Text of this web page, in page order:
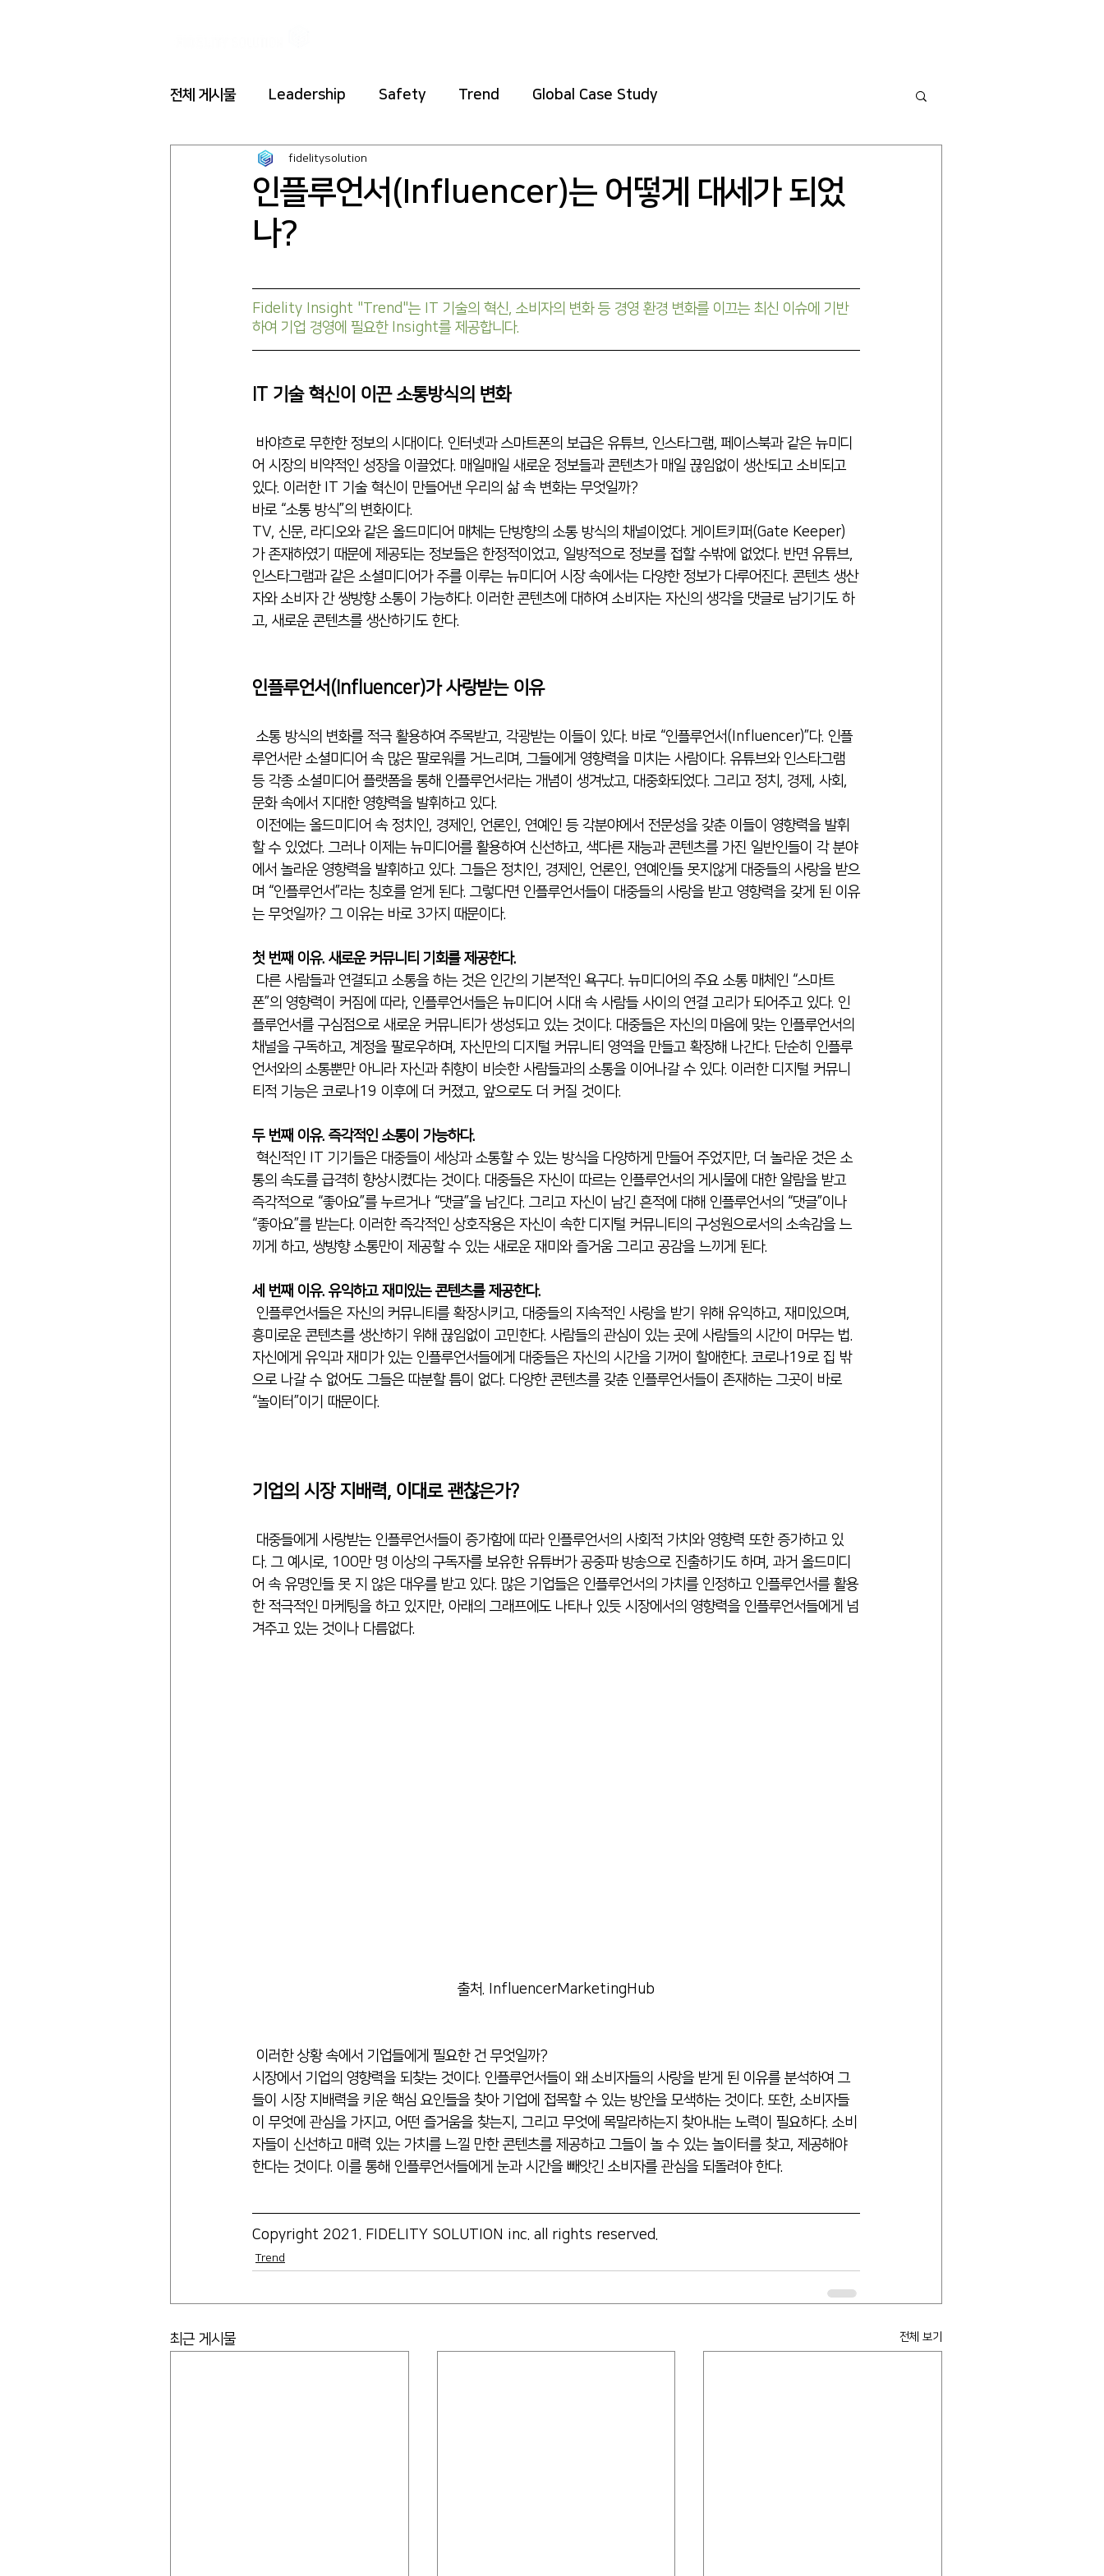
전체 게시물 Leadership Safety Trend Global Case Study
인플루언서(Influencer)는 어떻게 대세가 되었
나?
fidelitysolution
Fidelity Insight "Trend"는 IT 기술의 혁신, 소비자의 변화 등 경영 환경 변화를 이끄는 최신 이슈에 기반
하여 기업 경영에 필요한 Insight를 제공합니다.
IT 기술 혁신이 이끈 소통방식의 변화
어 시장의 비약적인 성장을 이끌었다. 매일매일 새로운 정보들과 콘텐츠가 매일 끊임없이 생산되고 소비되고
있다. 이러한 IT 기술 혁신이 만들어낸 우리의 삶 속 변화는 무엇일까?
바로 “소통 방식”의 변화이다.
TV, 신문, 라디오와 같은 올드미디어 매체는 단방향의 소통 방식의 채널이었다. 게이트키퍼(Gate Keeper)
가 존재하였기 때문에 제공되는 정보들은 한정적이었고, 일방적으로 정보를 접할 수밖에 없었다. 반면 유튜브,
인스타그램과 같은 소셜미디어가 주를 이루는 뉴미디어 시장 속에서는 다양한 정보가 다루어진다. 콘텐츠 생산
자와 소비자 간 쌍방향 소통이 가능하다. 이러한 콘텐츠에 대하여 소비자는 자신의 생각을 댓글로 남기기도 하
고, 새로운 콘텐츠를 생산하기도 한다.
인플루언서(Influencer)가 사랑받는 이유
루언서란 소셜미디어 속 많은 팔로워를 거느리며, 그들에게 영향력을 미치는 사람이다. 유튜브와 인스타그램
등 각종 소셜미디어 플랫폼을 통해 인플루언서라는 개념이 생겨났고, 대중화되었다. 그리고 정치, 경제, 사회,
문화 속에서 지대한 영향력을 발휘하고 있다.
할 수 있었다. 그러나 이제는 뉴미디어를 활용하여 신선하고, 색다른 재능과 콘텐츠를 가진 일반인들이 각 분야
에서 놀라운 영향력을 발휘하고 있다. 그들은 정치인, 경제인, 언론인, 연예인들 못지않게 대중들의 사랑을 받으
며 “인플루언서”라는 칭호를 얻게 된다. 그렇다면 인플루언서들이 대중들의 사랑을 받고 영향력을 갖게 된 이유
는 무엇일까? 그 이유는 바로 3가지 때문이다.
첫 번째 이유. 새로운 커뮤니티 기회를 제공한다.
폰”의 영향력이 커짐에 따라, 인플루언서들은 뉴미디어 시대 속 사람들 사이의 연결 고리가 되어주고 있다. 인
플루언서를 구심점으로 새로운 커뮤니티가 생성되고 있는 것이다. 대중들은 자신의 마음에 맞는 인플루언서의
채널을 구독하고, 계정을 팔로우하며, 자신만의 디지털 커뮤니티 영역을 만들고 확장해 나간다. 단순히 인플루
언서와의 소통뿐만 아니라 자신과 취향이 비슷한 사람들과의 소통을 이어나갈 수 있다. 이러한 디지털 커뮤니
티적 기능은 코로나19 이후에 더 커졌고, 앞으로도 더 커질 것이다.
두 번째 이유. 즉각적인 소통이 가능하다.
통의 속도를 급격히 향상시켰다는 것이다. 대중들은 자신이 따르는 인플루언서의 게시물에 대한 알람을 받고
즉각적으로 “좋아요”를 누르거나 “댓글”을 남긴다. 그리고 자신이 남긴 흔적에 대해 인플루언서의 “댓글”이나
“좋아요”를 받는다. 이러한 즉각적인 상호작용은 자신이 속한 디지털 커뮤니티의 구성원으로서의 소속감을 느
끼게 하고, 쌍방향 소통만이 제공할 수 있는 새로운 재미와 즐거움 그리고 공감을 느끼게 된다.
세 번째 이유. 유익하고 재미있는 콘텐츠를 제공한다.
흥미로운 콘텐츠를 생산하기 위해 끊임없이 고민한다. 사람들의 관심이 있는 곳에 사람들의 시간이 머무는 법.
자신에게 유익과 재미가 있는 인플루언서들에게 대중들은 자신의 시간을 기꺼이 할애한다. 코로나19로 집 밖
으로 나갈 수 없어도 그들은 따분할 틈이 없다. 다양한 콘텐츠를 갖춘 인플루언서들이 존재하는 그곳이 바로
“놀이터”이기 때문이다.
기업의 시장 지배력, 이대로 괜찮은가?
다. 그 예시로, 100만 명 이상의 구독자를 보유한 유튜버가 공중파 방송으로 진출하기도 하며, 과거 올드미디
어 속 유명인들 못 지 않은 대우를 받고 있다. 많은 기업들은 인플루언서의 가치를 인정하고 인플루언서를 활용
한 적극적인 마케팅을 하고 있지만, 아래의 그래프에도 나타나 있듯 시장에서의 영향력을 인플루언서들에게 넘
겨주고 있는 것이나 다름없다.
출처. InfluencerMarketingHub
이러한 상황 속에서 기업들에게 필요한 건 무엇일까?
시장에서 기업의 영향력을 되찾는 것이다. 인플루언서들이 왜 소비자들의 사랑을 받게 된 이유를 분석하여 그
들이 시장 지배력을 키운 핵심 요인들을 찾아 기업에 접목할 수 있는 방안을 모색하는 것이다. 또한, 소비자들
이 무엇에 관심을 가지고, 어떤 즐거움을 찾는지, 그리고 무엇에 목말라하는지 찾아내는 노력이 필요하다. 소비
자들이 신선하고 매력 있는 가치를 느낄 만한 콘텐츠를 제공하고 그들이 놀 수 있는 놀이터를 찾고, 제공해야
한다는 것이다. 이를 통해 인플루언서들에게 눈과 시간을 빼앗긴 소비자를 관심을 되돌려야 한다.
Copyright 2021. FIDELITY SOLUTION inc. all rights reserved.
Trend
최근 게시물 전체 보기